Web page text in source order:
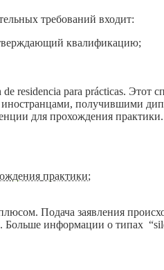
требований входит:
квалификацию;
residencia para prácticas. Этот
иностранцами, получившими
для прохождения
практики;
Подача заявления
Больше информации о типах